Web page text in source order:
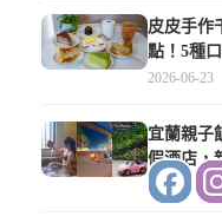
皮皮手作
點！5種
的台北隱
2026-06-23
宜蘭親子
假酒店，
俱樂部超
2026-06-14